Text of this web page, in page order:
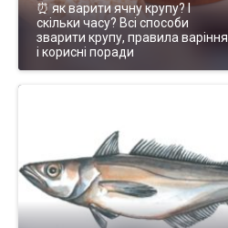
⏰ як варити ячну крупу? І
скільки часу? Всі способи
зварити крупу, правила варіння
і корисні поради